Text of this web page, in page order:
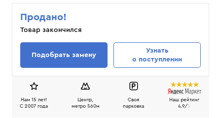
Продано!
Товар закончился
Подобрать замену
Узнать
о поступлении
Нам 15 лет!
C 2007 года
Центр,
метро 560м
Своя
парковка
Наш рейтинг
4.9/5